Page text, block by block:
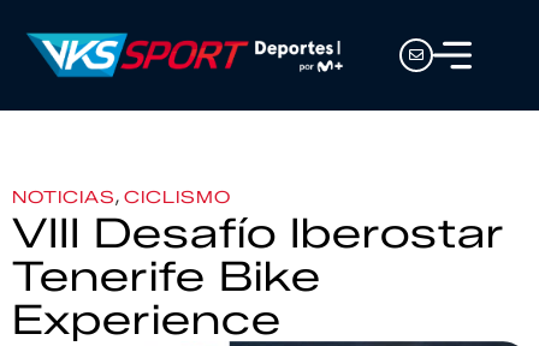
NOTICIAS, CICLISMO
VIII Desafío Iberostar
Tenerife Bike
Experience